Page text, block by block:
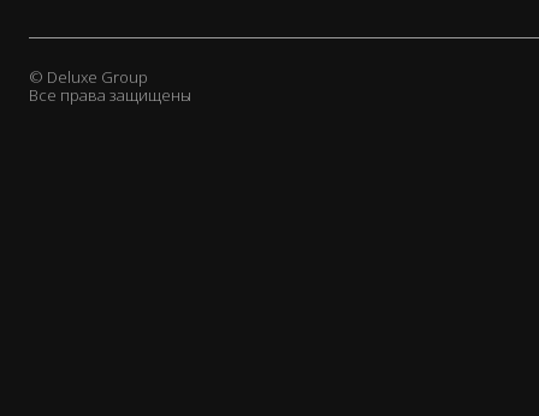
© Deluxe Group
Все права защищены